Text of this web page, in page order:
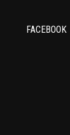
FACEBOOK